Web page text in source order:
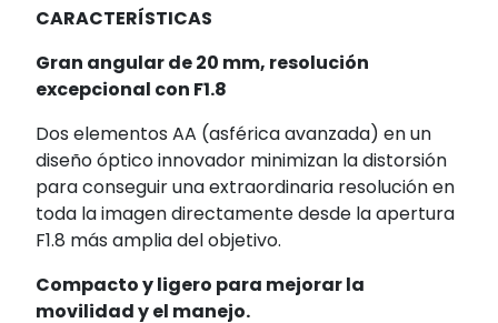
CARACTERÍSTICAS
Gran angular de 20 mm, resolución
excepcional con F1.8
Dos elementos AA (asférica avanzada) en un
diseño óptico innovador minimizan la distorsión
para conseguir una extraordinaria resolución en
toda la imagen directamente desde la apertura
F1.8 más amplia del objetivo.
Compacto y ligero para mejorar la
movilidad y el manejo.